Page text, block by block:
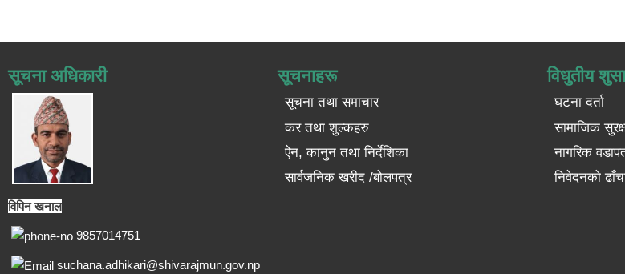
सूचना अधिकारी
विपिन खनाल
9857014751
suchana.adhikari@shivarajmun.gov.np
सूचनाहरू
सूचना तथा समाचार
कर तथा शुल्कहरु
ऐन, कानुन तथा निर्देशिका
सार्वजनिक खरीद /बोलपत्र
विधुतीय
घटना दर्ता
सामाजिक
नागरिक
निवेदनको